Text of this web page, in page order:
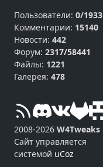
Пользователи: 0/1933
Комментарии: 15140
Новости: 442
Форум: 2317/58441
Файлы: 1221
Галерея: 478
2008-2026 W4Tweaks
Сайт управляется
системой uCoz